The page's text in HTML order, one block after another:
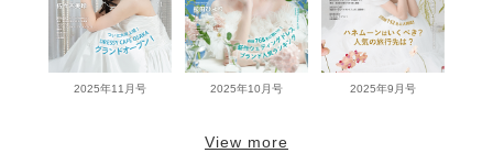
2025年11月号 2025年10月号 2025年9月号
View more